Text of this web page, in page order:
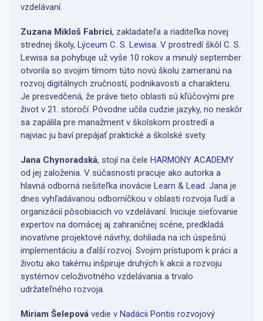
vzdelávaní.
Zuzana Mikloš Fabrici, zakladateľa a riaditeľka novej
strednej školy, Lýceum C. S. Lewisa. V prostredí škôl C. S.
Lewisa sa pohybuje už vyše 10 rokov a minulý september
otvorila so svojim tímom túto novú školu zameranú na
rozvoj digitálnych zručností, podnikavosti a charakteru.
Je presvedčená, že práve tieto oblasti sú kľúčovými pre
život v 21. storočí. Pôvodne učila cudzie jazyky, no neskôr
sa zapálila pre manažment v školskom prostredí a
najviac ju baví prepájať praktické a školské svety.
Jana Chynoradská, stojí na čele HARMONY ACADEMY
od jej založenia. V súčasnosti pracuje ako autorka a
hlavná odborná riešiteľka inovácie Learn & Lead. Jana je
dnes vyhľadávanou odborníčkou v oblasti rozvoja ľudí a
organizácií pôsobiacich vo vzdelávaní. Iniciuje sieťovanie
expertov na domácej aj zahraničnej scéne, predkladá
inovatívne projektové návrhy, dohliada na ich úspešnú
implementáciu a ďalší rozvoj. Svojim prístupom k práci a
životu ako takému inšpiruje druhých k akcii a rozvoju
systémov celoživotného vzdelávania a trvalo
udržateľného rozvoja.
Miriam Šelepová vedie v Nadácii Pontis rozvojový